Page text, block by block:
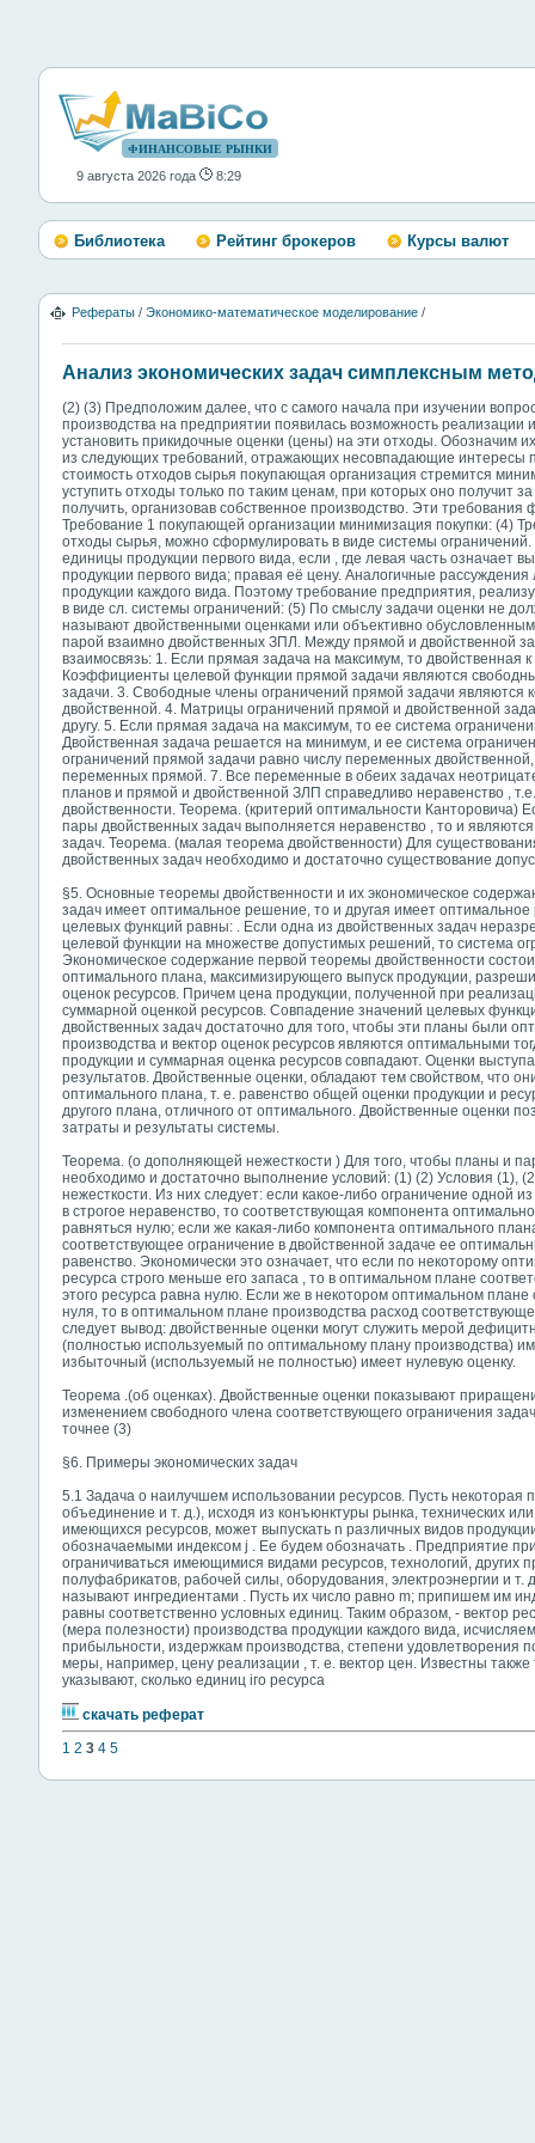
ФИНАНСОВЫЕ РЫНКИ
9 августа 2026 года 8:29
Библиотека Рейтинг брокеров Курсы валют
Рефераты / Экономико-математическое моделирование /
Анализ экономических задач симплексным
(2) (3) Предположим далее, что с самого начала при изучении
производства на предприятии появилась возможность реализации
установить прикидочные оценки (цены) на эти отходы. Обозначим
из следующих требований, отражающих несовпадающие интересы
стоимость отходов сырья покупающая организация стремится
уступить отходы только по таким ценам, при которых оно получит
получить, организовав собственное производство. Эти
Требование 1 покупающей организации минимизация покупки: (4)
отходы сырья, можно сформулировать в виде системы
единицы продукции первого вида, если , где левая часть означает
продукции первого вида; правая её цену. Аналогичные
продукции каждого вида. Поэтому требование предприятия,
в виде сл. системы ограничений: (5) По смыслу задачи оценки не
называют двойственными оценками или объективно
парой взаимно двойственных ЗПЛ. Между прямой и двойственной
взаимосвязь: 1. Если прямая задача на максимум, то двойственная
Коэффициенты целевой функции прямой задачи являются
задачи. 3. Свободные члены ограничений прямой задачи
двойственной. 4. Матрицы ограничений прямой и двойственной
другу. 5. Если прямая задача на максимум, то ее система
Двойственная задача решается на минимум, и ее система
ограничений прямой задачи равно числу переменных
переменных прямой. 7. Все переменные в обеих задачах
планов и прямой и двойственной ЗЛП справедливо неравенство ,
двойственности. Теорема. (критерий оптимальности Канторовича)
пары двойственных задач выполняется неравенство , то и
задач. Теорема. (малая теорема двойственности) Для
двойственных задач необходимо и достаточно существование
§5. Основные теоремы двойственности и их экономическое
задач имеет оптимальное решение, то и другая имеет
целевых функций равны: . Если одна из двойственных задач
целевой функции на множестве допустимых решений, то система
Экономическое содержание первой теоремы двойственности
оптимального плана, максимизирующего выпуск продукции,
оценок ресурсов. Причем цена продукции, полученной при
суммарной оценкой ресурсов. Совпадение значений целевых
двойственных задач достаточно для того, чтобы эти планы были
производства и вектор оценок ресурсов являются оптимальными
продукции и суммарная оценка ресурсов совпадают. Оценки
результатов. Двойственные оценки, обладают тем свойством, что
оптимального плана, т. е. равенство общей оценки продукции и
другого плана, отличного от оптимального. Двойственные оценки
затраты и результаты системы.
Теорема. (о дополняющей нежесткости ) Для того, чтобы планы и
необходимо и достаточно выполнение условий: (1) (2) Условия (1),
нежесткости. Из них следует: если какое-либо ограничение одной
в строгое неравенство, то соответствующая компонента
равняться нулю; если же какая-либо компонента оптимального
соответствующее ограничение в двойственной задаче ее
равенство. Экономически это означает, что если по некоторому
ресурса строго меньше его запаса , то в оптимальном плане
этого ресурса равна нулю. Если же в некотором оптимальном
нуля, то в оптимальном плане производства расход
следует вывод: двойственные оценки могут служить мерой
(полностью используемый по оптимальному плану производства)
избыточный (используемый не полностью) имеет нулевую оценку.
Теорема .(об оценках). Двойственные оценки показывают
изменением свободного члена соответствующего ограничения
точнее (3)
§6. Примеры экономических задач
5.1 Задача о наилучшем использовании ресурсов. Пусть некоторая
объединение и т. д.), исходя из конъюнктуры рынка, технических
имеющихся ресурсов, может выпускать n различных видов
обозначаемыми индексом j . Ее будем обозначать . Предприятие
ограничиваться имеющимися видами ресурсов, технологий, других
полуфабрикатов, рабочей силы, оборудования, электроэнергии и
называют ингредиентами . Пусть их число равно m; припишем им
равны соответственно условных единиц. Таким образом, - вектор
(мера полезности) производства продукции каждого вида,
прибыльности, издержкам производства, степени удовлетворения
меры, например, цену реализации , т. е. вектор цен. Известны
указывают, сколько единиц iго ресурса
скачать реферат
1 2 3 4 5